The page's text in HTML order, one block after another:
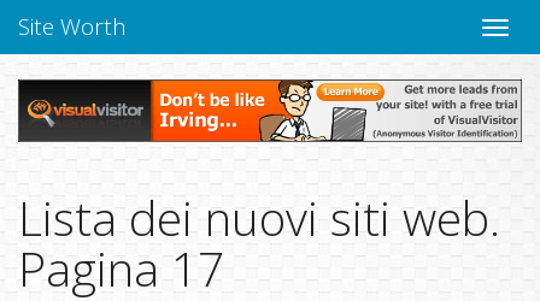
Chiudi
Site Worth
Lista dei nuovi siti web.
Pagina 17